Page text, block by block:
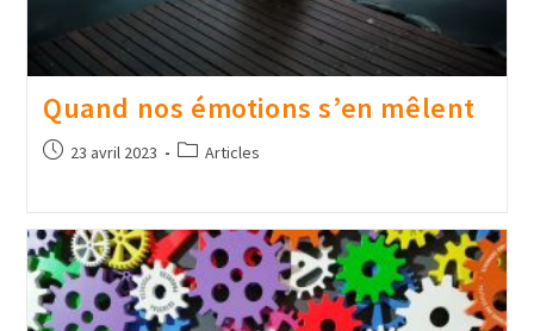
Quand nos émotions s’en mêlent
23 avril 2023 Articles